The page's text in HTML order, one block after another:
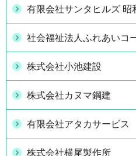
有限会社サンタヒルズ 昭
社会福祉法人ふれあいコ
株式会社小池建設
株式会社カヌマ鋼建
有限会社アタカサービス
株式会社横尾製作所